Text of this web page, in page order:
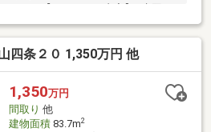
さい。【リフォーム内容】●水回り
ットバス交換、トイレ交換、洗面化
ューズボックス交換、クロス張替
災警報器設置、照明器具交換【お
条件により住宅ローン減税が適用さ
要な部分の欠陥や・腐食、給排水管
より２年間保証・お客様に合
四条２０ 1,350万円 他
1,350万円
間取り 他
建物面積83.7m2